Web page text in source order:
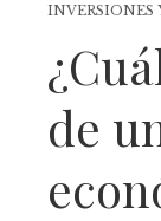
INVERSIONES
de